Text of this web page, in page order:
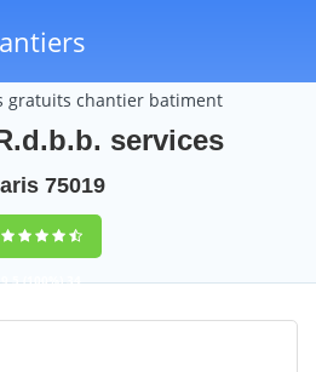
gratuits chantier batiment
services
75019
9,5(100%)34
votes